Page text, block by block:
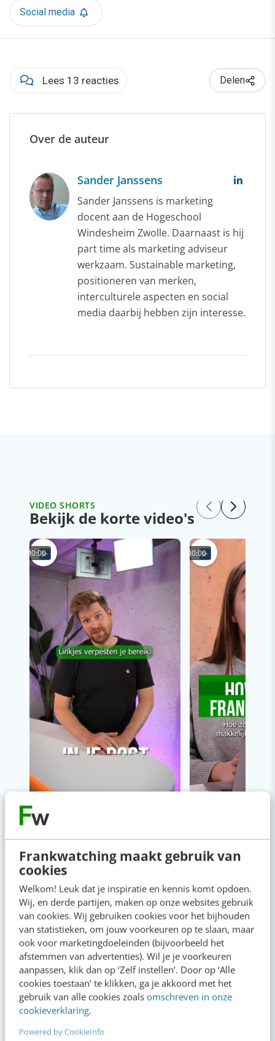
Frankwatching maakt gebruik van
cookies
Welkom! Leuk dat je inspiratie en kennis komt opdoen.
Wij, en derde partijen, maken op onze websites gebruik
van cookies. Wij gebruiken cookies voor het bijhouden
van statistieken, om jouw voorkeuren op te slaan, maar
ook voor marketingdoeleinden (bijvoorbeeld het
afstemmen van advertenties). Wil je je voorkeuren
aanpassen, klik dan op ‘Zelf instellen’. Door op ‘Alle
cookies toestaan’ te klikken, ga je akkoord met het
gebruik van alle cookies zoals omschreven in onze
cookieverklaring.
Powered by CookieInfo
Social media
Lees 13 reacties Delen
Over de auteur
Sander Janssens
Sander Janssens is marketing
docent aan de Hogeschool
Windesheim Zwolle. Daarnaast is hij
part time als marketing adviseur
werkzaam. Sustainable marketing,
positioneren van merken,
interculturele aspecten en social
media daarbij hebben zijn interesse.
VIDEO SHORTS
Bekijk de korte video's
00:00
Social media & AI
00:00
omzet naar
Op zoek naar nog meer
kennis?
Actueel